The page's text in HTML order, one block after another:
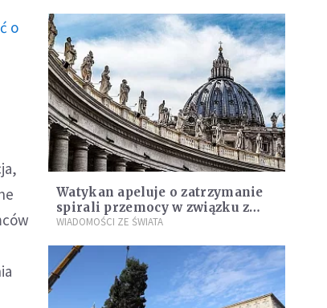
o
Watykan apeluje o zatrzymanie
spirali przemocy w związku z
Jerozolimą
WIADOMOŚCI ZE ŚWIATA